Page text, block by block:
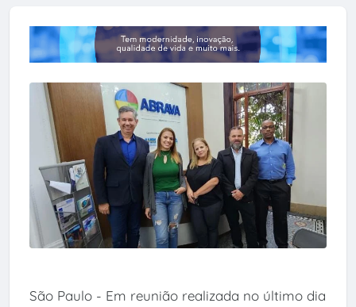
São Paulo - Em reunião realizada no último dia